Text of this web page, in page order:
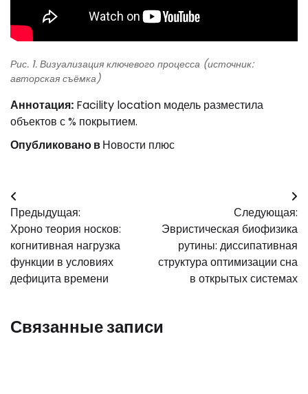
Рис. 1. Визуализация ключевого процесса (источник:
авторская съёмка)
Аннотация: Facility location модель разместила
объектов с % покрытием.
Опубликовано вНовости плюс
Навигация
по
записям
Предыдущая:
Хроно теория носков:
когнитивная нагрузка
функции в условиях
дефицита времени
Следующая:
Эвристическая биофизика
рутины: диссипативная
структура оптимизации сна
в открытых системах
Связанные записи